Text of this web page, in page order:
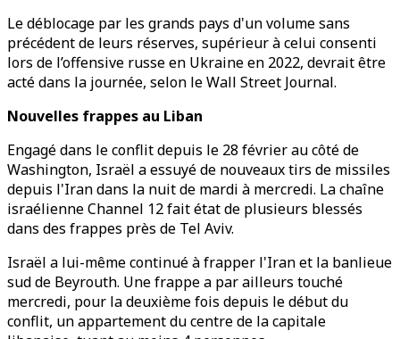
Le déblocage par les grands pays d'un volume sans
précédent de leurs réserves, supérieur à celui consenti
lors de l’offensive russe en Ukraine en 2022, devrait être
acté dans la journée, selon le Wall Street Journal.
Nouvelles frappes au Liban
Engagé dans le conflit depuis le 28 février au côté de
Washington, Israël a essuyé de nouveaux tirs de missiles
depuis l'Iran dans la nuit de mardi à mercredi. La chaîne
israélienne Channel 12 fait état de plusieurs blessés
dans des frappes près de Tel Aviv.
Israël a lui-même continué à frapper l'Iran et la banlieue
sud de Beyrouth. Une frappe a par ailleurs touché
mercredi, pour la deuxième fois depuis le début du
conflit, un appartement du centre de la capitale